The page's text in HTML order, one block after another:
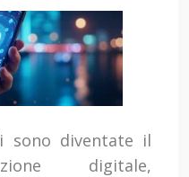
sono diventate il
digitale,